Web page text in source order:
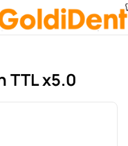
TTL x5.0